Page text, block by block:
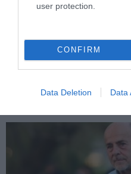
user protection.
CONFIRM
Data Deletion Data
Η Ντόρτμουντ
την απόκτηση του